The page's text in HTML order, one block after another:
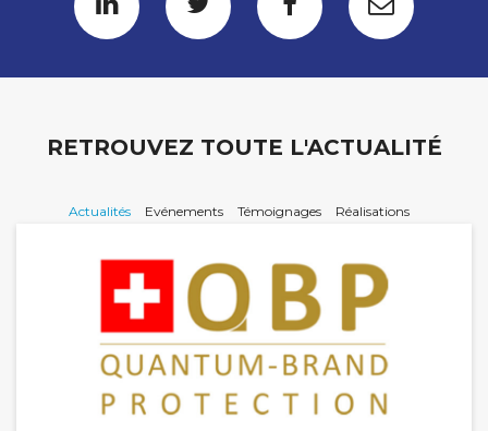
RETROUVEZ TOUTE L'ACTUALITÉ
Actualités Evénements Témoignages Réalisations